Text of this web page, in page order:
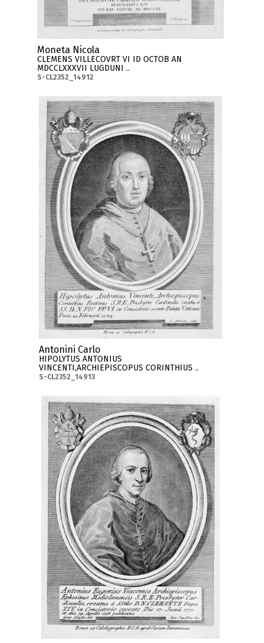
Moneta Nicola
CLEMENS VILLECOVRT VI ID OCTOB AN
MDCCLXXXVII LUGDUNI ..
S-CL2352_14912
Antonini Carlo
HIPOLYTUS ANTONIUS
VINCENTI,ARCHIEPISCOPUS CORINTHIUS ..
S-CL2352_14913